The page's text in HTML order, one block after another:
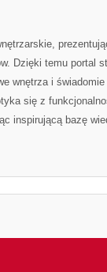
Dzięki temu portal
wnętrza i świadomie
się z
inspirującą bazę